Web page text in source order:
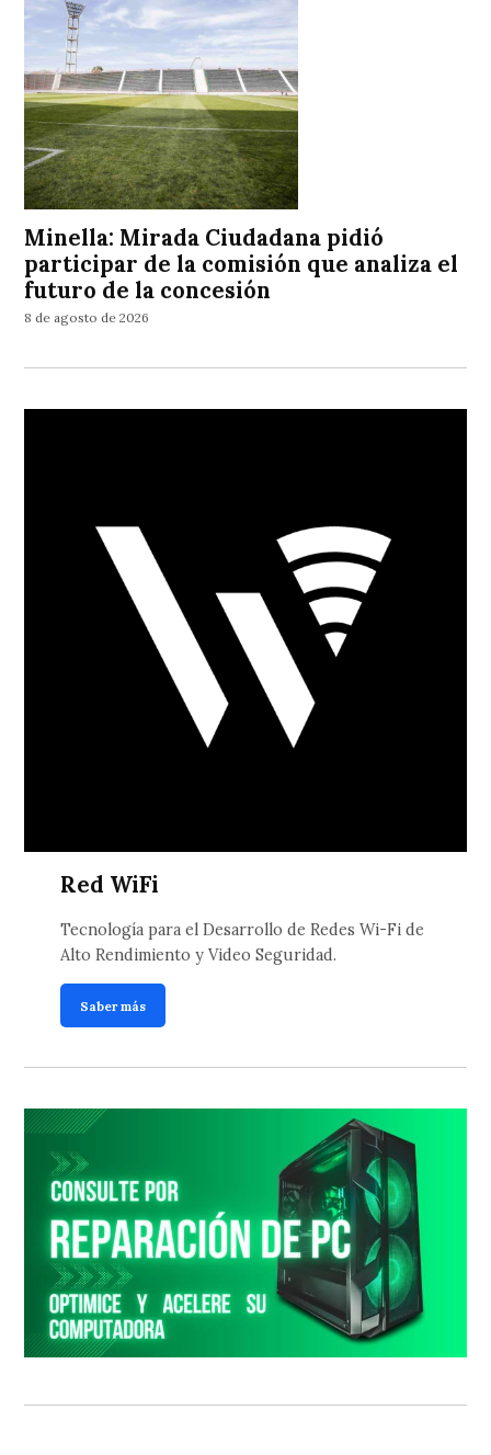
Minella: Mirada Ciudadana pidió
participar de la comisión que analiza el
futuro de la concesión
8 de agosto de 2026
Red WiFi
Tecnología para el Desarrollo de Redes Wi-Fi de
Alto Rendimiento y Video Seguridad.
Saber más